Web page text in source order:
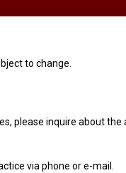
to change.
please inquire about
via phone or e-mail.